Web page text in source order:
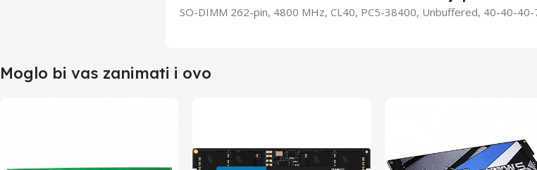
SO-DIMM 262-pin, 4800 MHz, CL40, PC5-38400, Unbuffered, 40-40-40-
Moglo bi vas zanimati i ovo